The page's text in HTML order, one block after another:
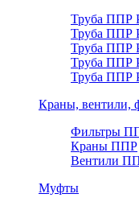
Труба ППР
Труба ППР
Труба ППР
Труба ППР
Труба ППР
Краны, вентили,
Фильтры
Краны ППР
Вентили
Муфты